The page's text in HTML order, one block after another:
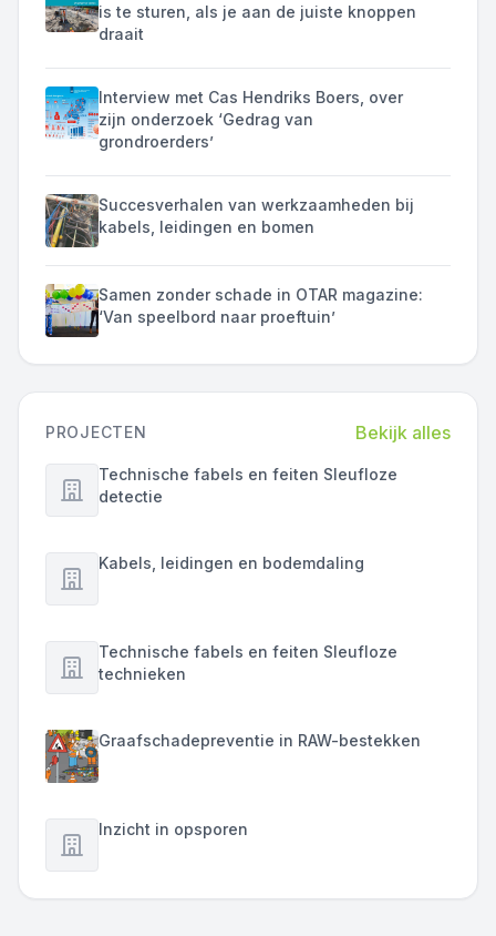
is te sturen, als je aan de juiste knoppen
draait
Interview met Cas Hendriks Boers, over
zijn onderzoek ‘Gedrag van
grondroerders’
Succesverhalen van werkzaamheden bij
kabels, leidingen en bomen
Samen zonder schade in OTAR magazine:
‘Van speelbord naar proeftuin’
PROJECTEN Bekijk alles
Technische fabels en feiten Sleufloze
detectie
Kabels, leidingen en bodemdaling
Technische fabels en feiten Sleufloze
technieken
Graafschadepreventie in RAW-bestekken
Inzicht in opsporen